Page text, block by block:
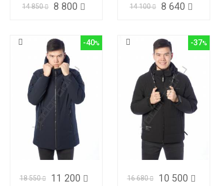
14 850 8 800 14 100 8 640
-40
18 550 11 200
-37
16 680 10 500